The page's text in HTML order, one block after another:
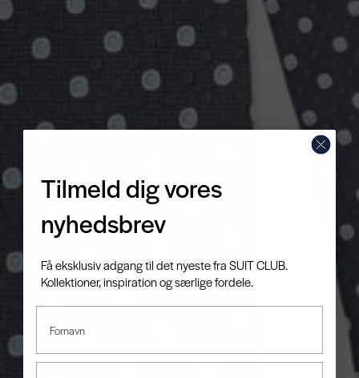
Tilmeld dig vores
nyhedsbrev
Få eksklusiv adgang til det nyeste fra SUIT CLUB.
Kollektioner, inspiration og særlige fordele.